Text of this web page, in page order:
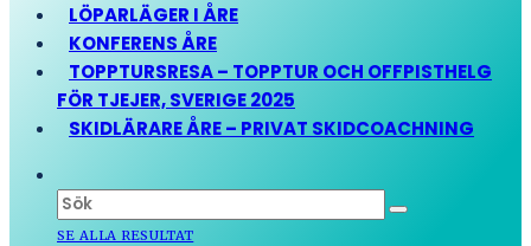
LÖPARLÄGER I ÅRE
KONFERENS ÅRE
TOPPTURSRESA – TOPPTUR OCH OFFPISTHELG
FÖR TJEJER, SVERIGE 2025
SKIDLÄRARE ÅRE – PRIVAT SKIDCOACHNING
SE ALLA RESULTAT